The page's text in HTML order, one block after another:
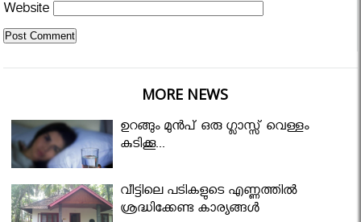
Website
MORE NEWS
ഉറങ്ങും മുന്‍പ് ഒരു ഗ്ലാസ്സ് വെള്ളം
കുടിക്കൂ...
വീട്ടിലെ പടികളുടെ എണ്ണത്തിൽ
ശ്രദ്ധിക്കേണ്ട കാര്യങ്ങൾ